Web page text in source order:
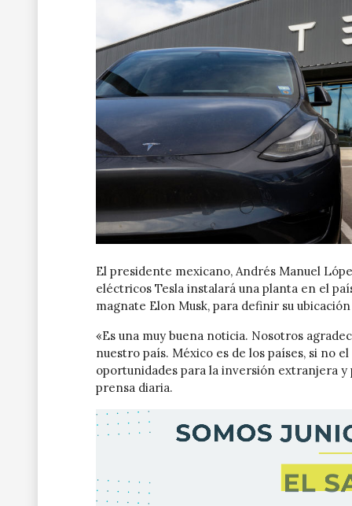
El presidente mexicano, Andrés Manuel
eléctricos Tesla instalará una planta en el
magnate Elon Musk, para definir su
«Es una muy buena noticia. Nosotros
nuestro país. México es de los países, si no
oportunidades para la inversión extranjera y
prensa diaria.